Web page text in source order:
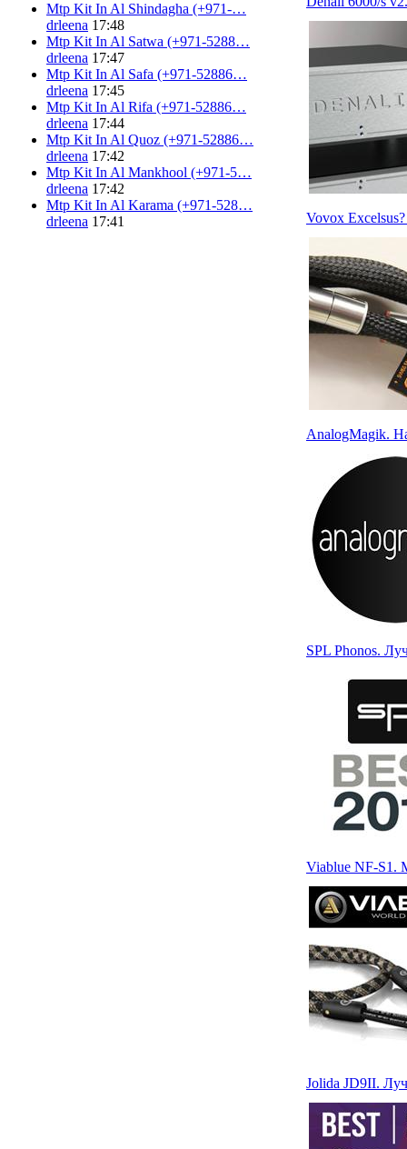
Mtp Kit In Al Shindagha (+971-…
drleena 17:48
Mtp Kit In Al Satwa (+971-5288…
drleena 17:47
Mtp Kit In Al Safa (+971-52886…
drleena 17:45
Mtp Kit In Al Rifa (+971-52886…
drleena 17:44
Mtp Kit In Al Quoz (+971-52886…
drleena 17:42
Mtp Kit In Al Mankhool (+971-5…
drleena 17:42
Mtp Kit In Al Karama (+971-528…
drleena 17:41 Vovox
AnalogMagik.
SPL Phonos.
Viablue NF-S1.
Jolida JD9II.